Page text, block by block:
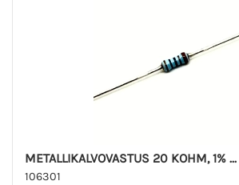
METALLIKALVOVASTUS 20 KOHM, 1%
106301